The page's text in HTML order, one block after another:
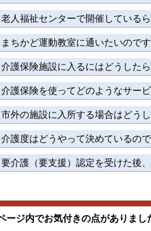
老人福祉センターで開催している
まちかど運動教室に通いたいので
介護保険施設に入るにはどうしたら
介護保険を使ってどのようなサー
市外の施設に入所する場合はどうし
介護度はどうやって決めているので
要介護（要支援）認定を受けた後
ージ内でお気付きの点がありま